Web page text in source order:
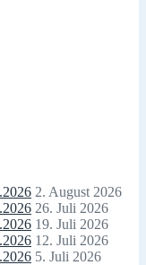
2. August 2026
26. Juli 2026
19. Juli 2026
12. Juli 2026
5. Juli 2026